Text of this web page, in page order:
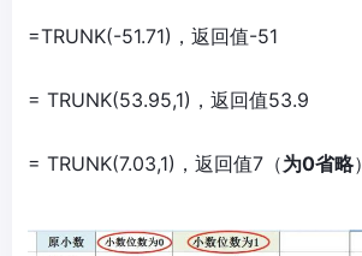
=TRUNK(-51.71)，返回值-51
= TRUNK(53.95,1)，返回值53.9
= TRUNK(7.03,1)，返回值7（为0省略）